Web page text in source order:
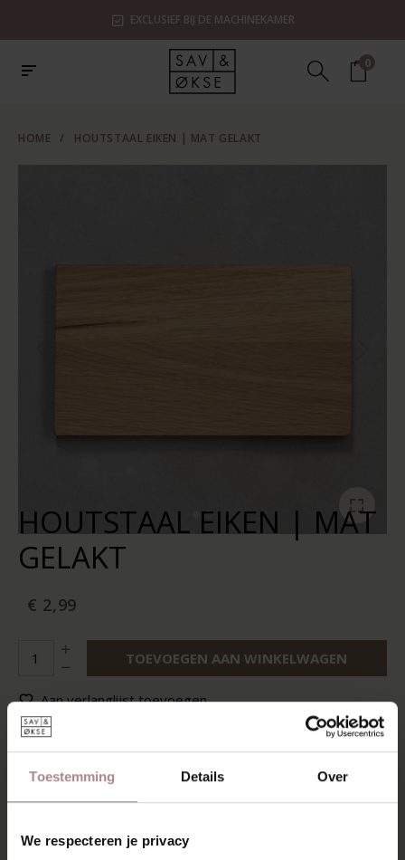
Toestemming Details Over
We respecteren je privacy
EXCLUSIEF BIJ DE MACHINEKAMER
0
HOME / HOUTSTAAL EIKEN | MAT GELAKT
HOUTSTAAL EIKEN | MAT
GELAKT
€ 2,99
TOEVOEGEN AAN WINKELWAGEN
Aan verlanglijst toevoegen
Op voorraad:
Levertijd: 2-5 werkdagen
RECENT BEKEKEN